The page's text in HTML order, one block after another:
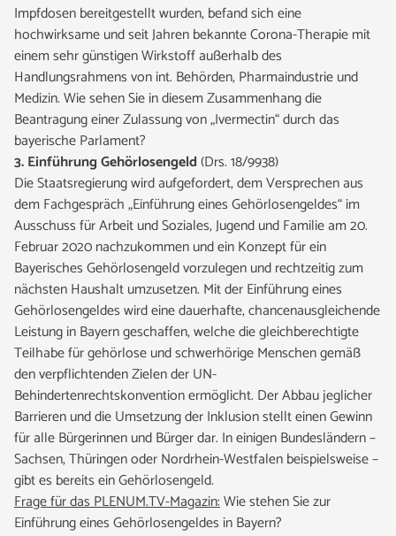
Impfdosen bereitgestellt wurden, befand sich eine
hochwirksame und seit Jahren bekannte Corona-Therapie mit
einem sehr günstigen Wirkstoff außerhalb des
Handlungsrahmens von int. Behörden, Pharmaindustrie und
Medizin. Wie sehen Sie in diesem Zusammenhang die
Beantragung einer Zulassung von „Ivermectin“ durch das
bayerische Parlament?
3. Einführung Gehörlosengeld(Drs. 18/9938)
Die Staatsregierung wird aufgefordert, dem Versprechen aus
dem Fachgespräch „Einführung eines Gehörlosengeldes“ im
Ausschuss für Arbeit und Soziales, Jugend und Familie am 20.
Februar 2020 nachzukommen und ein Konzept für ein
Bayerisches Gehörlosengeld vorzulegen und rechtzeitig zum
nächsten Haushalt umzusetzen. Mit der Einführung eines
Gehörlosengeldes wird eine dauerhafte, chancenausgleichende
Leistung in Bayern geschaffen, welche die gleichberechtigte
Teilhabe für gehörlose und schwerhörige Menschen gemäß
den verpflichtenden Zielen der UN-
Behindertenrechtskonvention ermöglicht. Der Abbau jeglicher
Barrieren und die Umsetzung der Inklusion stellt einen Gewinn
für alle Bürgerinnen und Bürger dar. In einigen Bundesländern –
Sachsen, Thüringen oder Nordrhein-Westfalen beispielsweise –
gibt es bereits ein Gehörlosengeld.
Frage für das PLENUM.TV-Magazin:Wie stehen Sie zur
Einführung eines Gehörlosengeldes in Bayern?